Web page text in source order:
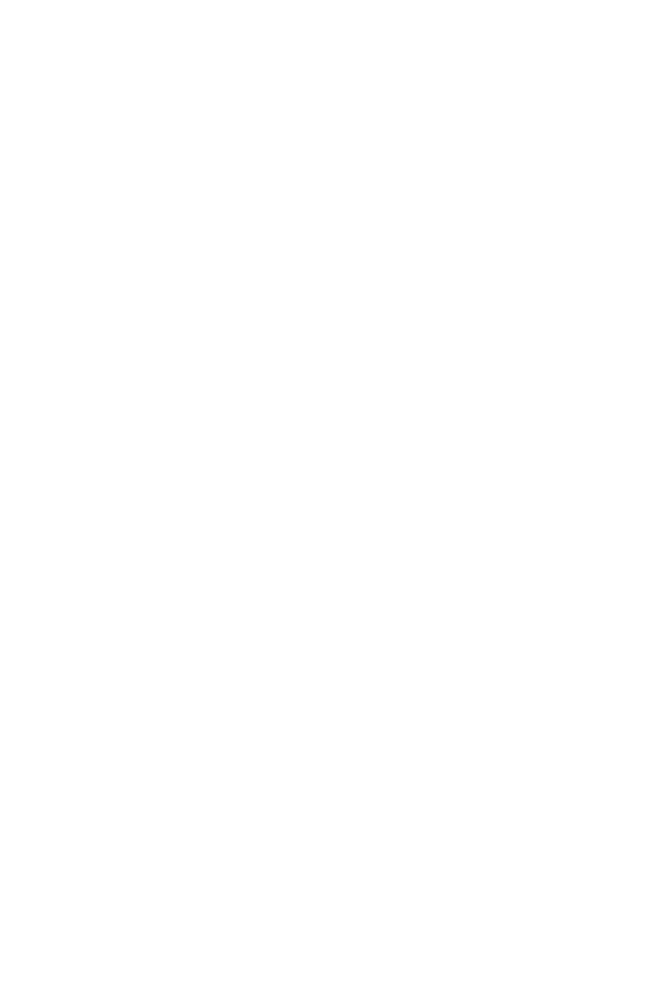
pokojů. V hotelu se nachází lobby s barem, výtah, kadeřnictví, obchod a parkoviště (za
Vozíčkářům nabízí hotel bezbariérový výtah a částečně bezbariérové koupelny. Pokojový
bazének. Zde jsou k dispozici lehátka a slunečníky (zdarma). Osvěžující nápoje je
cca 3 km) a fitness. Ve vzdálenosti cca 200 m jsou nabízeny vodní sporty (částečně
Dětské hřiště.
služby jsou závislé na ročním období a na místních klimatických podmínkách.
postýlkou (zdarma), kuchyňským koutem, varnou konvicí (zdarma), minibarem (za
Koupelna se sprchou (velikost: cca 97 m²). Ručníky jsou měněny denně.
varnou konvicí (zdarma), minibarem (za poplatek), balkónem, internetem (zdarma),